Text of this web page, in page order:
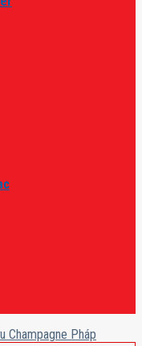
Champagne Pháp